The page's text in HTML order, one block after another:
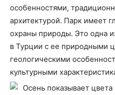
особенностями,
архитектурой. Парк имеет
охраны природы. Это одна
в Турции с ее природными
геологическими
культурными